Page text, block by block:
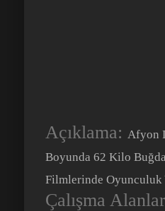
Açıklama: Afyon
Boyunda 62 Kilo
Filmlerinde Oyunculuk
Çalışma